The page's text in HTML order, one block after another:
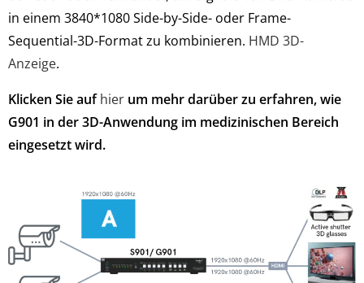
in einem 3840*1080 Side-by-Side- oder Frame-
Sequential-3D-Format zu kombinieren. HMD 3D-
Anzeige.
Klicken Sie aufhier um mehr darüber zu erfahren, wie
G901 in der 3D-Anwendung im medizinischen Bereich
eingesetzt wird.